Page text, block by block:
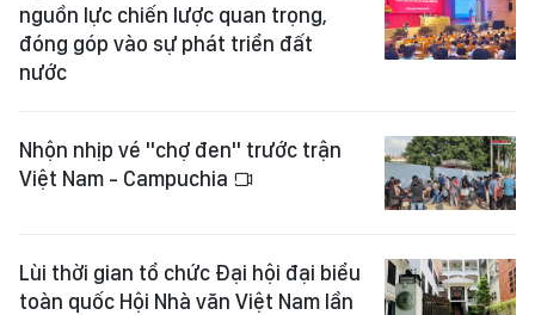
nguồn lực chiến lược quan trọng,
đóng góp vào sự phát triển đất
nước
Nhộn nhịp vé "chợ đen" trước trận
Việt Nam - Campuchia
Lùi thời gian tổ chức Đại hội đại biểu
toàn quốc Hội Nhà văn Việt Nam lần